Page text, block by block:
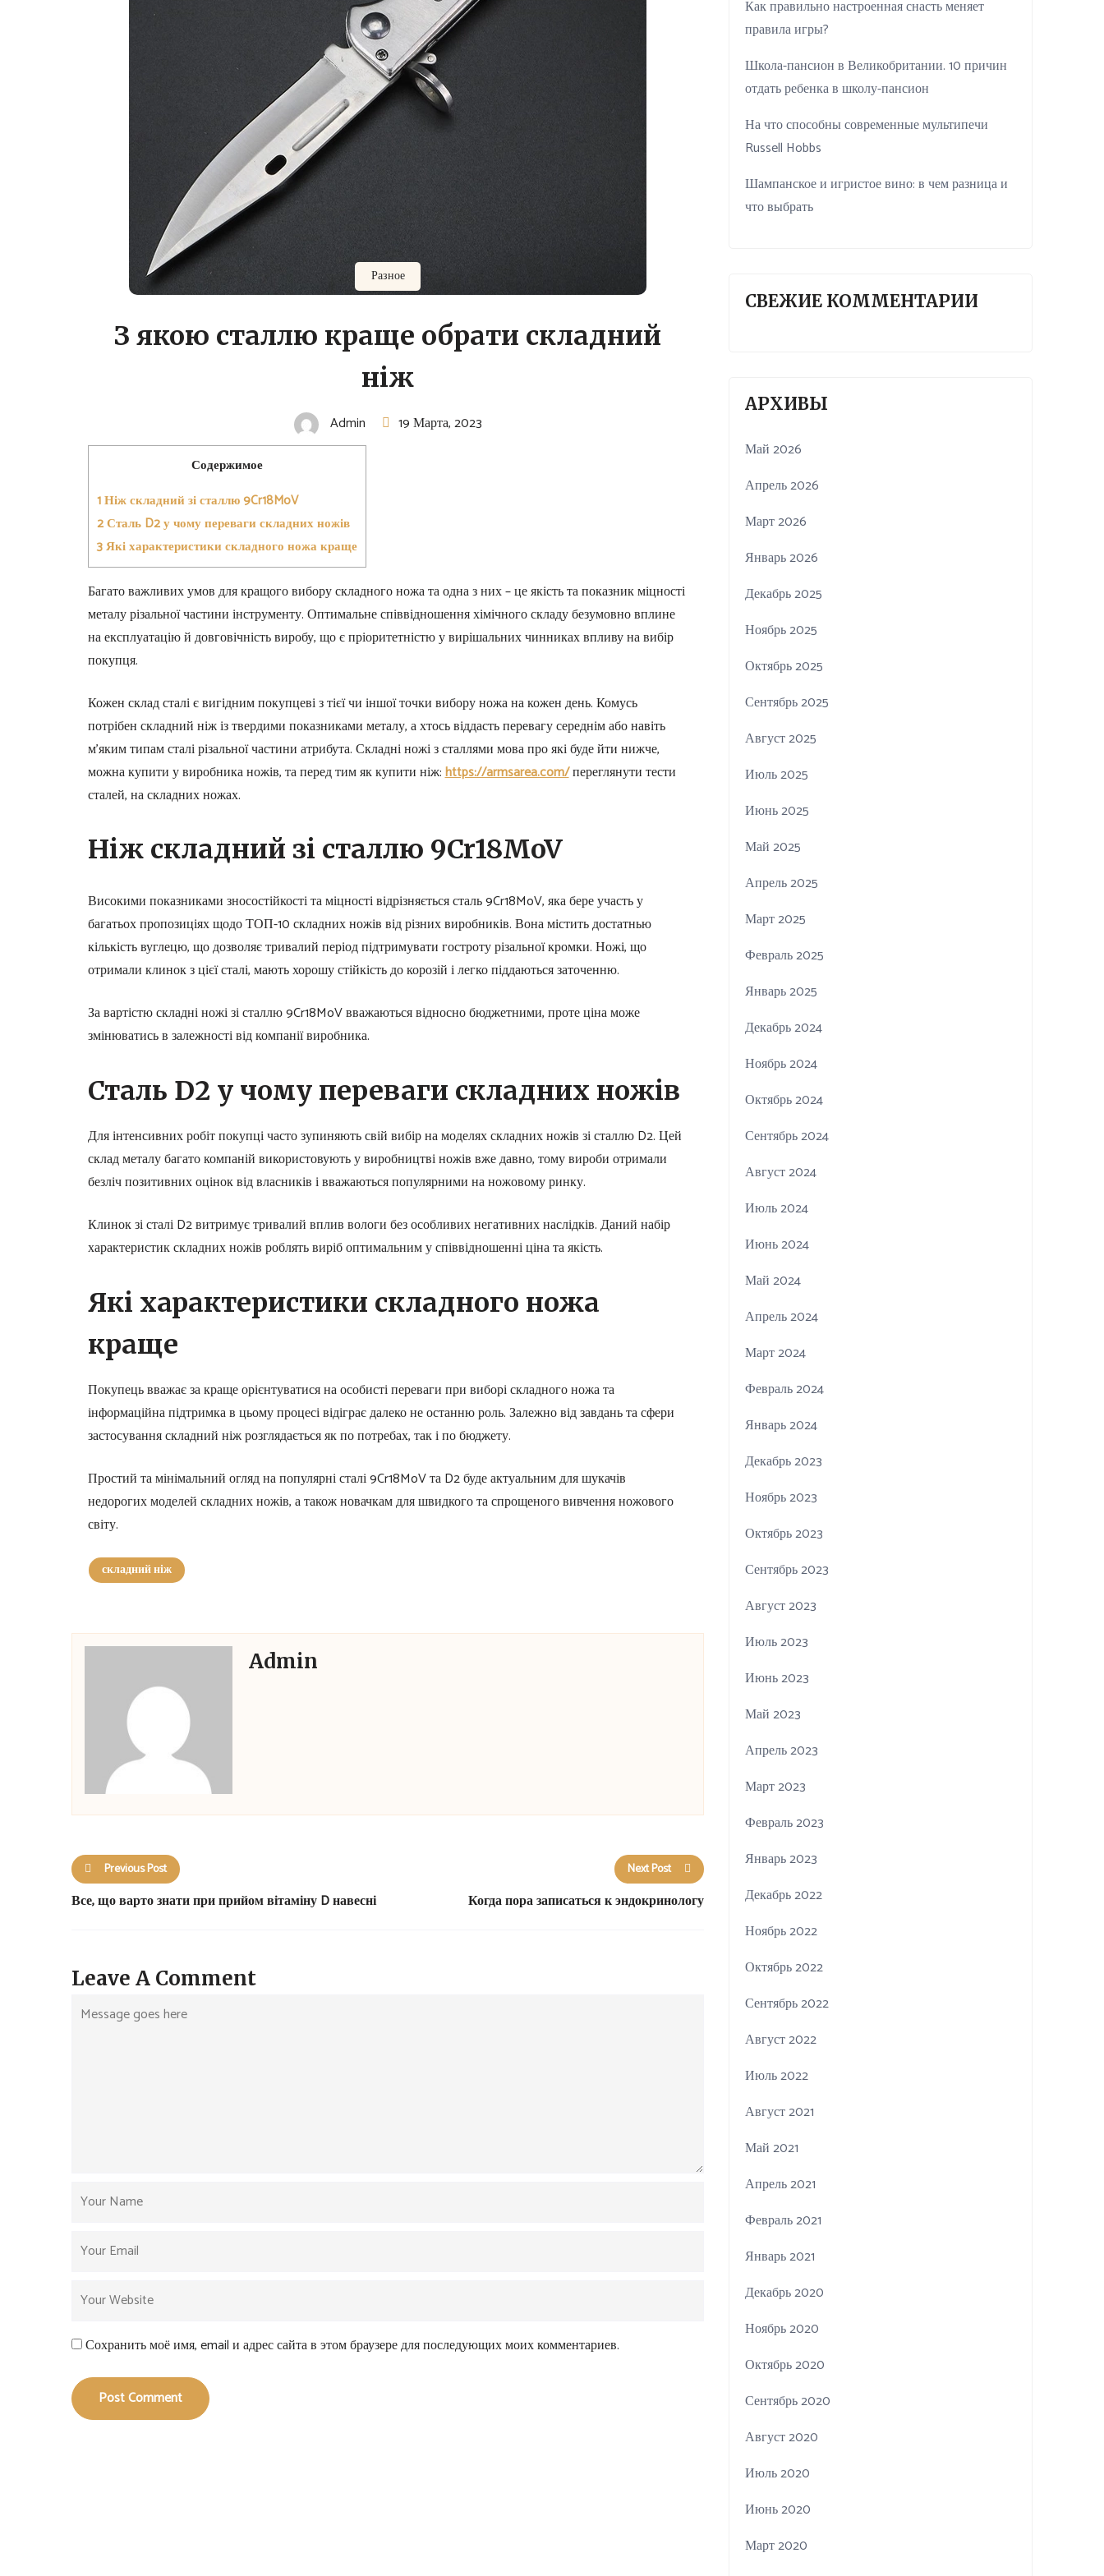
Разное
З якою сталлю краще обрати складний
ніж
Admin 19 Марта, 2023
Содержимое
1Ніж складний зі сталлю 9Cr18MoV
2Сталь D2 у чому переваги складних ножів
3Які характеристики складного ножа краще
Багато важливих умов для кращого вибору складного ножа та одна з них – це якість та показник міцності
металу різальної частини інструменту. Оптимальне співвідношення хімічного складу безумовно вплине
на експлуатацію й довговічність виробу, що є пріоритетністю у вирішальних чинниках впливу на вибір
покупця.
Кожен склад сталі є вигідним покупцеві з тієї чи іншої точки вибору ножа на кожен день. Комусь
потрібен складний ніж із твердими показниками металу, а хтось віддасть перевагу середнім або навіть
м’яким типам сталі різальної частини атрибута. Складні ножі з сталлями мова про які буде йти нижче,
можна купити у виробника ножів, та перед тим як купити ніж:https://armsarea.com/переглянути тести
сталей, на складних ножах.
Ніж складний зі сталлю 9Cr18MoV
Високими показниками зносостійкості та міцності відрізняється сталь 9Cr18MoV, яка бере участь у
багатьох пропозиціях щодо ТОП-10 складних ножів від різних виробників. Вона містить достатнью
кількість вуглецю, що дозволяє тривалий період підтримувати гостроту різальної кромки. Ножі, що
отримали клинок з цієї сталі, мають хорошу стійкість до корозій і легко піддаються заточенню.
За вартістю складні ножі зі сталлю 9Cr18MoV вважаються відносно бюджетними, проте ціна може
змінюватись в залежності від компанії виробника.
Сталь D2 у чому переваги складних ножів
Для інтенсивних робіт покупці часто зупиняють свій вибір на моделях складних ножів зі сталлю D2. Цей
склад металу багато компаній використовують у виробництві ножів вже давно, тому вироби отримали
безліч позитивних оцінок від власників і вважаються популярними на ножовому ринку.
Клинок зі сталі D2 витримує тривалий вплив вологи без особливих негативних наслідків. Даний набір
характеристик складних ножів роблять виріб оптимальним у співвідношенні ціна та якість.
Які характеристики складного ножа
краще
Покупець вважає за краще орієнтуватися на особисті переваги при виборі складного ножа та
інформаційна підтримка в цьому процесі відіграє далеко не останню роль. Залежно від завдань та сфери
застосування складний ніж розглядається як по потребах, так і по бюджету.
Простий та мінімальний огляд на популярні сталі 9Cr18MoV та D2 буде актуальним для шукачів
недорогих моделей складних ножів, а також новачкам для швидкого та спрощеного вивчення ножового
світу.
складний ніж
Admin
Previous Post
Все, що варто знати при прийом вітаміну D навесні
Next Post
Когда пора записаться к эндокринологу
Leave A Comment
Сохранить моё имя, email и адрес сайта в этом браузере для последующих моих комментариев.
Post Comment
Как правильно настроенная снасть меняет
правила игры?
Школа-пансион в Великобритании. 10 причин
отдать ребенка в школу-пансион
На что способны современные мультипечи
Russell Hobbs
Шампанское и игристое вино: в чем разница и
что выбрать
СВЕЖИЕ КОММЕНТАРИИ
АРХИВЫ
Май 2026
Апрель 2026
Март 2026
Январь 2026
Декабрь 2025
Ноябрь 2025
Октябрь 2025
Сентябрь 2025
Август 2025
Июль 2025
Июнь 2025
Май 2025
Апрель 2025
Март 2025
Февраль 2025
Январь 2025
Декабрь 2024
Ноябрь 2024
Октябрь 2024
Сентябрь 2024
Август 2024
Июль 2024
Июнь 2024
Май 2024
Апрель 2024
Март 2024
Февраль 2024
Январь 2024
Декабрь 2023
Ноябрь 2023
Октябрь 2023
Сентябрь 2023
Август 2023
Июль 2023
Июнь 2023
Май 2023
Апрель 2023
Март 2023
Февраль 2023
Январь 2023
Декабрь 2022
Ноябрь 2022
Октябрь 2022
Сентябрь 2022
Август 2022
Июль 2022
Август 2021
Май 2021
Апрель 2021
Февраль 2021
Январь 2021
Декабрь 2020
Ноябрь 2020
Октябрь 2020
Сентябрь 2020
Август 2020
Июль 2020
Июнь 2020
Март 2020